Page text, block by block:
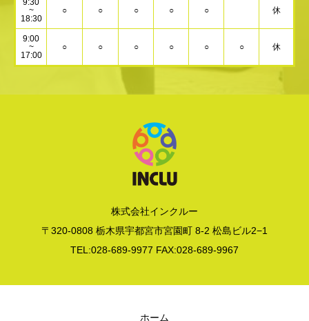
9:30
~
18:30
○ ○ ○ ○ ○ 休
9:00
~
17:00
○ ○ ○ ○ ○ ○ 休
株式会社インクルー
〒320-0808 栃木県宇都宮市宮園町 8-2 松島ビル2−1
TEL:028-689-9977 FAX:028-689-9967
ホーム